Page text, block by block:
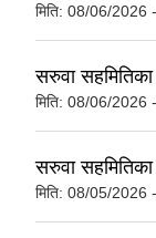
मिति: 08/06/2026
सरुवा
मिति: 08/06/2026
सरुवा
मिति: 08/05/2026